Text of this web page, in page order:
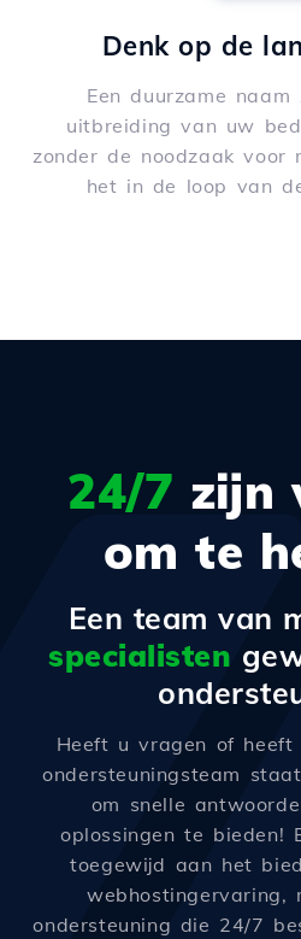
Denk op de
Een duurzame
uitbreiding van uw
zonder de noodzaak voor
het in de loop van
24/7 zijn
om te
Een team van
specialisten
Heeft u vragen of heeft
ondersteuningsteam
om snelle
oplossingen te bieden!
toegewijd aan het
webhostingervaring,
ondersteuning die 24/7